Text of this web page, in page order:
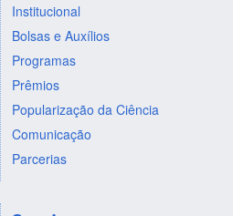
Institucional
Bolsas e Auxílios
Programas
Prêmios
Popularização da Ciência
Comunicação
Parcerias